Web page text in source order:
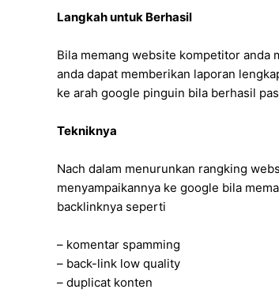
Langkah untuk Berhasil
Bila memang website kompetitor anda
anda dapat memberikan laporan
ke arah google pinguin bila berhasil
Tekniknya
Nach dalam menurunkan rangking
menyampaikannya ke google bila
backlinknya seperti
– komentar spamming
– back-link low quality
– duplicat konten